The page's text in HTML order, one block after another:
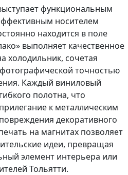
функциональным
носителем
находится в поле
выполняет качественное
холодильник, сочетая
точностью
Каждый виниловый
полотна, что
к металлическим
декоративного
на магнитах позволяет
идеи, превращая
элемент интерьера или
Тольятти.